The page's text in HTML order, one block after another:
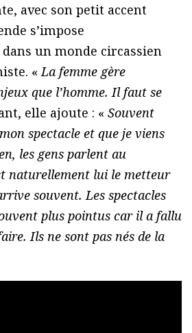
avec son petit accent
s’impose
un monde circassien
« La femme gère
que l’homme. Il faut se
elle ajoute : « Souvent
spectacle et que je viens
les gens parlent au
naturellement lui le metteur
souvent. Les spectacles
plus pointus car il a fallu
Ils ne sont pas nés de la